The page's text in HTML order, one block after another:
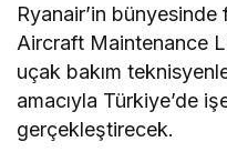
Ryanair’in
Aircraft Maintenance
uçak bakım
amacıyla Türkiye’de
gerçekleştirecek.